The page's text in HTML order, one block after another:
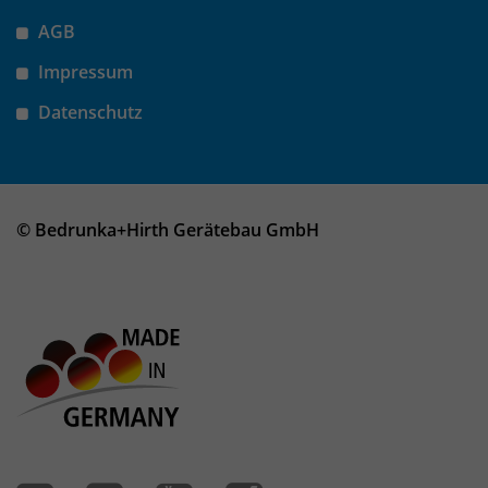
AGB
Impressum
Datenschutz
© Bedrunka+Hirth Gerätebau GmbH